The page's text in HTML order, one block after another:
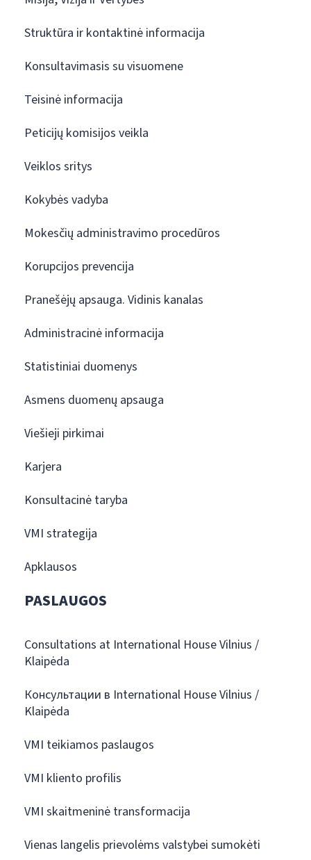
Struktūra ir kontaktinė informacija
Konsultavimasis su visuomene
Teisinė informacija
Peticijų komisijos veikla
Veiklos sritys
Kokybės vadyba
Mokesčių administravimo procedūros
Korupcijos prevencija
Pranešėjų apsauga. Vidinis kanalas
Administracinė informacija
Statistiniai duomenys
Asmens duomenų apsauga
Viešieji pirkimai
Karjera
Konsultacinė taryba
VMI strategija
Apklausos
PASLAUGOS
Consultations at International House Vilnius /
Klaipėda
Консультации в International House Vilnius /
Klaipėda
VMI teikiamos paslaugos
VMI kliento profilis
VMI skaitmeninė transformacija
Vienas langelis prievolėms valstybei sumokėti